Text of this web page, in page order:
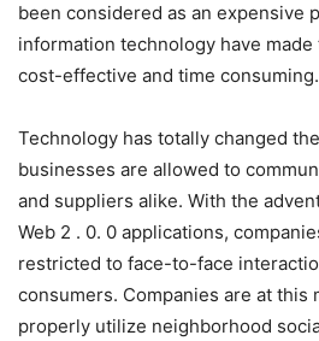
been considered as an expensive
information technology have
cost-effective and time consuming.
Technology has totally changed
businesses are allowed to
and suppliers alike. With the
Web 2 . 0. 0 applications,
restricted to face-to-face
consumers. Companies are at this
properly utilize neighborhood